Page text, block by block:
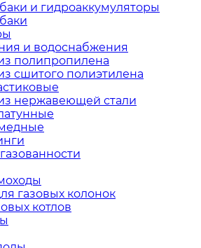
и гидроаккумуляторы
и водоснабжения
полипропилена
сшитого полиэтилена
нержавеющей стали
газовых колонок
котлов